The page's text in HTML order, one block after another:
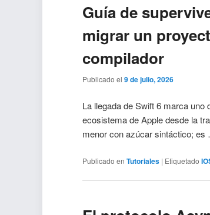
Guía de
migrar un
compilador
Publicado el9 de julio, 2026
La llegada de Swift 6 marca
ecosistema de Apple desde la
menor con azúcar sintáctico;
Publicado en Tutoriales | Etiquetado